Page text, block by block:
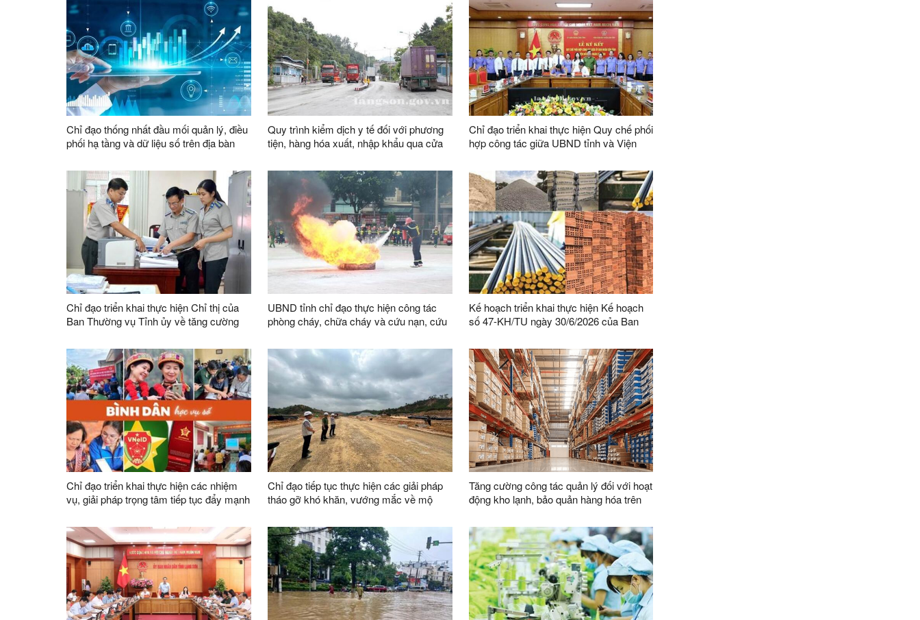
Chỉ đạo thống nhất đầu mối quản lý, điều
phối hạ tầng và dữ liệu số trên địa bàn
Quy trình kiểm dịch y tế đối với phương
tiện, hàng hóa xuất, nhập khẩu qua cửa
vận chuyển hàng hoá khu vực mốc
1119-1120 và đường chuyên dụng vận
chuyển hàng hoá khu vực mốc 1088/2-
1089 thuộc cặp cửa khẩu quốc tế Hữu
Nghị (Việt Nam) - Hữu Nghị Quan (Trung
Quốc)
Chỉ đạo triển khai thực hiện Quy chế phối
hợp công tác giữa UBND tỉnh và Viện
Chỉ đạo triển khai thực hiện Chỉ thị của
Ban Thường vụ Tỉnh ủy về tăng cường
hành án dân sự, thi hành án hành chính
trên địa bàn tỉnh
UBND tỉnh chỉ đạo thực hiện công tác
phòng cháy, chữa cháy và cứu nạn, cứu
Kế hoạch triển khai thực hiện Kế hoạch
số 47-KH/TU ngày 30/6/2026 của Ban
03-CT/TW ngày 03/02/2026 của Ban Bí
thư về tăng cường sự lãnh đạo của Đảng
đối với công tác quản lý, phát triển vật
liệu xây dựng trong giai đoạn mới
Chỉ đạo triển khai thực hiện các nhiệm
vụ, giải pháp trọng tâm tiếp tục đẩy mạnh
bàn tỉnh
Chỉ đạo tiếp tục thực hiện các giải pháp
tháo gỡ khó khăn, vướng mắc về mộ
dự án trên địa bàn tỉnh
Tăng cường công tác quản lý đối với hoạt
động kho lạnh, bảo quản hàng hóa trên